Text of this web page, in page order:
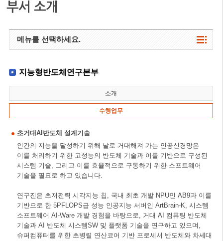
부서 소개
메뉴를 선택하세요.
지능형반도체연구본부
소개
수행업무
초거대AI반도체 설계기술
인간의 지능을 달성하기 위해 날로 거대해져 가는 인공신경망은
이를 처리하기 위한 고성능의 반도체 기술과 이를 기반으로 구성된
시스템 기술, 그리고 이를 효율적으로 구동하기 위한 소프트웨어
기술을 필요로 하고 있습니다.
연구진은 초저전력 시각지능 칩, 국내 최초 개발 NPU인 AB9과 이를
기반으로 한 5PFLOPS급 성능 인공지능 서버인 ArtBrain-K, 시스템
소프트웨어 AI-Ware 개발 경험을 바탕으로, 거대 AI 컴퓨팅 반도체
기술과 AI 반도체 시스템SW 및 플랫폼 기술을 연구하고 있으며,
슈퍼컴퓨터를 위한 초병렬 연산코어 기반 프로세서 반도체와 차세대